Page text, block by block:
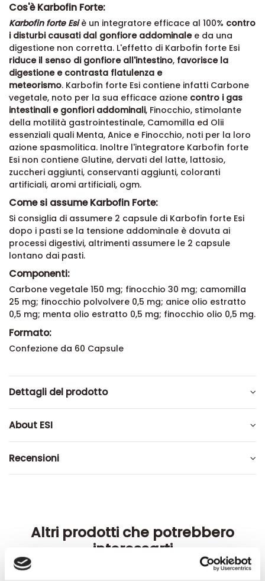
Cos'è Karbofin Forte:
Karbofin forte Esi è un integratore efficace al 100% contro
i disturbi causati dal gonfiore addominalee da una
digestione non corretta. L'effetto di Karbofin forte Esi
riduce il senso di gonfiore all'intestino, favorisce la
digestione e contrasta flatulenza e
meteorismo. Karbofin forte Esi contiene infatti Carbone
vegetale, noto per la sua efficace azione contro i gas
intestinali e gonfiori addominali, Finocchio, stimolante
della motilità gastrointestinale, Camomilla ed Olii
essenziali quali Menta, Anice e Finocchio, noti per la loro
azione spasmolitica. Inoltre l'integratore Karbofin forte
Esi non contiene Glutine, dervati del latte, lattosio,
zuccheri aggiunti, conservanti aggiunti, coloranti
artificiali, aromi artificiali, ogm.
Come si assume Karbofin Forte:
Si consiglia di assumere 2 capsule di Karbofin forte Esi
dopo i pasti se la tensione addominale è dovuta ai
processi digestivi, altrimenti assumere le 2 capsule
lontano dai pasti.
Componenti:
Carbone vegetale 150 mg; finocchio 30 mg; camomilla
25 mg; finocchio polvolvere 0,5 mg; anice olio estratto
0,5 mg; menta olio estratto 0,5 mg; finocchio olio 0,5 mg.
Formato:
Confezione da 60 Capsule
Dettagli del prodotto
About ESI
Recensioni
Altri prodotti che potrebbero
interessarti